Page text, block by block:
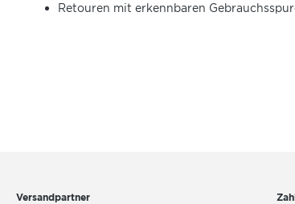
Retouren mit erkennbaren
Versandpartner